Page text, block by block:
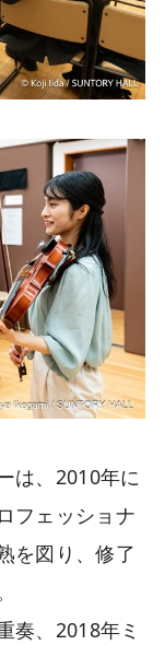
は、2010年に
フェッショナ
を図り、修了
奏、2018年ミ